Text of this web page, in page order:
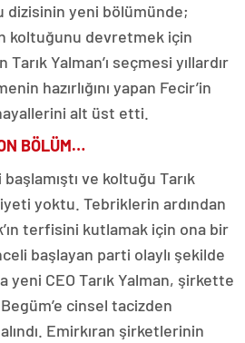
dizisinin yeni bölümünde;
koltuğunu devretmek için
Yalman’ı seçmesi yıllardır
hazırlığını yapan Fecir’in
alt üst etti.
BÖLÜM…
ve koltuğu Tarık
yoktu. Tebriklerin ardından
terfisini kutlamak için ona bir
başlayan parti olaylı şekilde
yeni CEO Tarık Yalman, şirkette
cinsel tacizden
Emirkıran şirketlerinin